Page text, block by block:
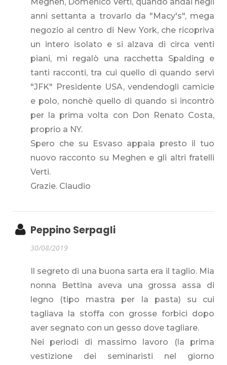
anni settanta a trovarlo da "Macy's", mega
negozio al centro di New York, che ricopriva
un intero isolato e si alzava di circa venti
piani, mi regalò una racchetta Spalding e
tanti racconti, tra cui quello di quando servì
"JFK" Presidente USA, vendendogli camicie
e polo, nonchè quello di quando si incontrò
per la prima volta con Don Renato Costa,
proprio a NY.
Spero che su Esvaso appaia presto il tuo
nuovo racconto su Meghen e gli altri fratelli
Verti.
Grazie. Claudio
Peppino Serpagli
30/08/2019
Il segreto di una buona sarta era il taglio. Mia
nonna Bettina aveva una grossa assa di
legno (tipo mastra per la pasta) su cui
tagliava la stoffa con grosse forbici dopo
aver segnato con un gesso dove tagliare.
Nei periodi di massimo lavoro (la prima
vestizione dei seminaristi nel giorno